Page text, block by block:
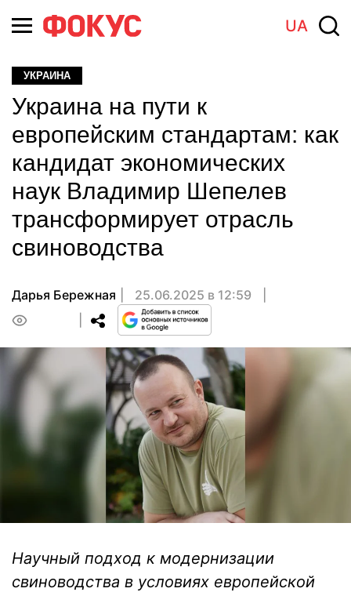
UA
УКРАИНА
Украина на пути к
европейским стандартам: как
кандидат экономических
наук Владимир Шепелев
трансформирует отрасль
свиноводства
Дарья Бережная
25.06.2025 в 12:59
Научный подход к модернизации
свиноводства в условиях европейской